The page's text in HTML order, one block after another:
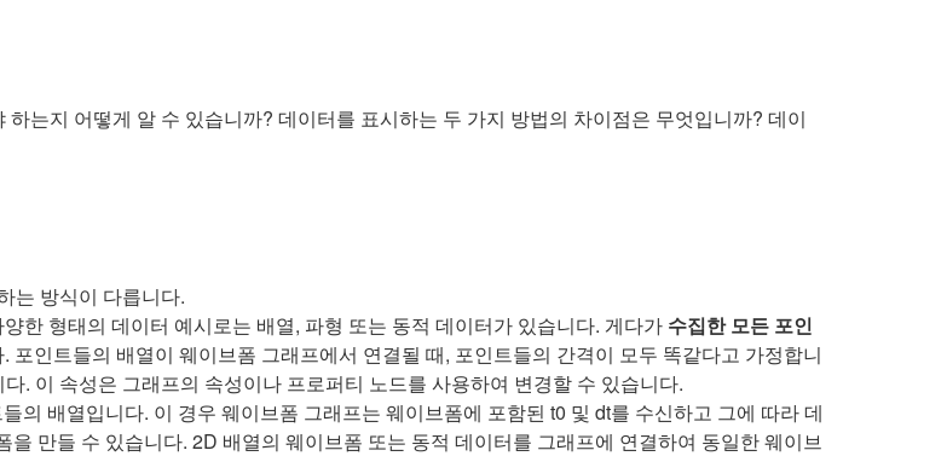
하는지 어떻게 알 수 있습니까? 데이터를 표시하는 두 가지 방법의 차이점은 무엇입니까? 데이
는 방식이 다릅니다.
한 형태의 데이터 예시로는 배열, 파형 또는 동적 데이터가 있습니다. 게다가 수집한 모든 포인
포인트들의 배열이 웨이브폼 그래프에서 연결될 때, 포인트들의 간격이 모두 똑같다고 가정합니
. 이 속성은 그래프의 속성이나 프로퍼티 노드를 사용하여 변경할 수 있습니다.
의 배열입니다. 이 경우 웨이브폼 그래프는 웨이브폼에 포함된 t0 및 dt를 수신하고 그에 따라 데
만들 수 있습니다. 2D 배열의 웨이브폼 또는 동적 데이터를 그래프에 연결하여 동일한 웨이브